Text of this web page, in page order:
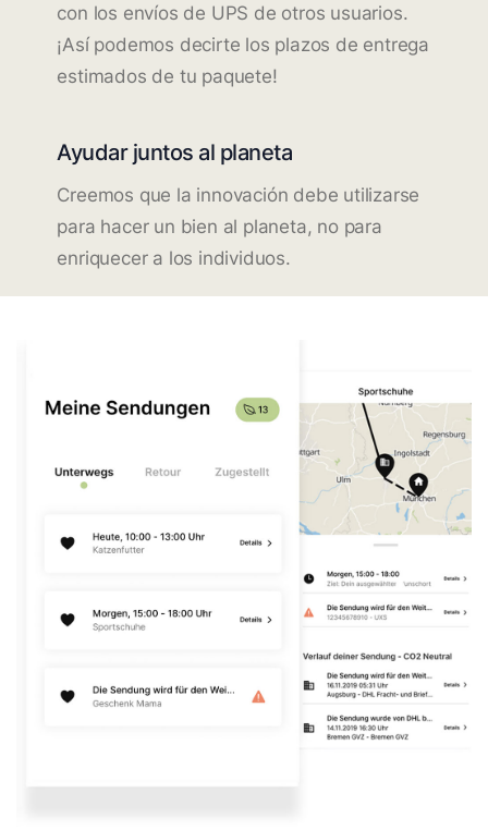
con los envíos de UPS de otros usuarios.
¡Así podemos decirte los plazos de entrega
estimados de tu paquete!
Ayudar juntos al planeta
Creemos que la innovación debe utilizarse
para hacer un bien al planeta, no para
enriquecer a los individuos.